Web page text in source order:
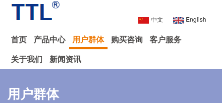
首页 产品中心 用户群体 购买咨询
客户服务
关于我们
新闻资讯
中文 English
用户群体